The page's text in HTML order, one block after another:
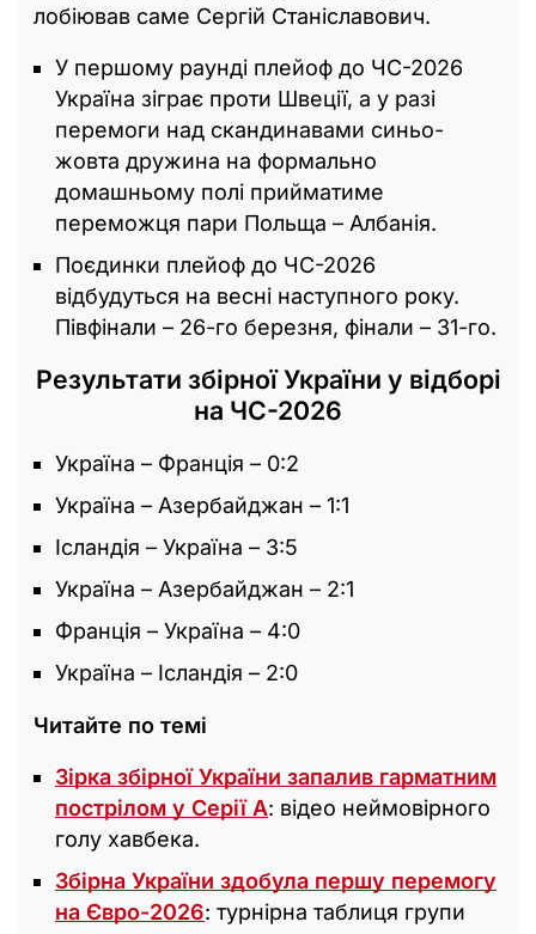
лобіював саме Сергій Станіславович.
У першому раунді плейоф до ЧС-2026
Україна зіграє проти Швеції, а у разі
перемоги над скандинавами синьо-
жовта дружина на формально
домашньому полі прийматиме
переможця пари Польща – Албанія.
Поєдинки плейоф до ЧС-2026
відбудуться на весні наступного року.
Півфінали – 26-го березня, фінали – 31-го.
Результати збірної України у відборі
на ЧС-2026
Україна – Франція – 0:2
Україна – Азербайджан – 1:1
Ісландія – Україна – 3:5
Україна – Азербайджан – 2:1
Франція – Україна – 4:0
Україна – Ісландія – 2:0
Читайте по темі
Зірка збірної України запалив гарматним
пострілом у Серії А: відео неймовірного
голу хавбека.
Збірна України здобула першу перемогу
на Євро-2026: турнірна таблиця групи